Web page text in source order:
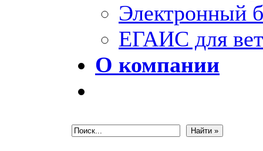
Электронный
ЕГАИС для
О компании